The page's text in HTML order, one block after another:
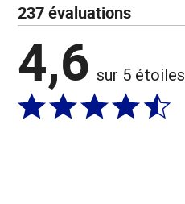
237 évaluations
4,6 sur 5 étoiles